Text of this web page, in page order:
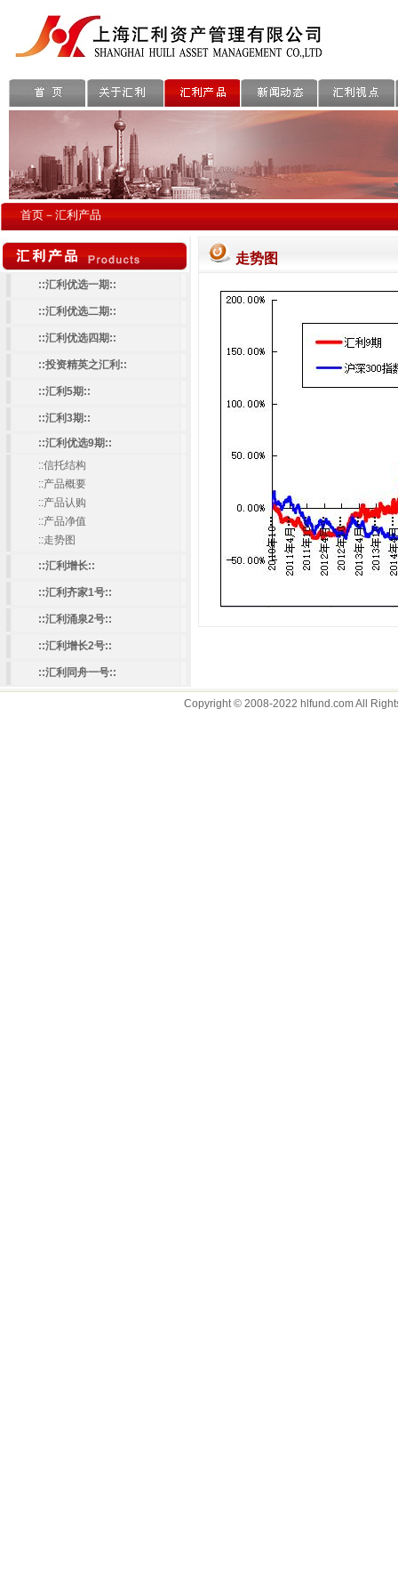
首页－汇利产品
::汇利优选一期::
::汇利优选二期::
::汇利优选四期::
::投资精英之汇利::
::汇利5期::
::汇利3期::
::汇利优选9期::
::信托结构
::产品概要
::产品认购
::产品净值
::走势图
::汇利增长::
::汇利齐家1号::
::汇利涌泉2号::
::汇利增长2号::
::汇利同舟一号::
走势图
Copyright © 2008-2022 hlfund.com All